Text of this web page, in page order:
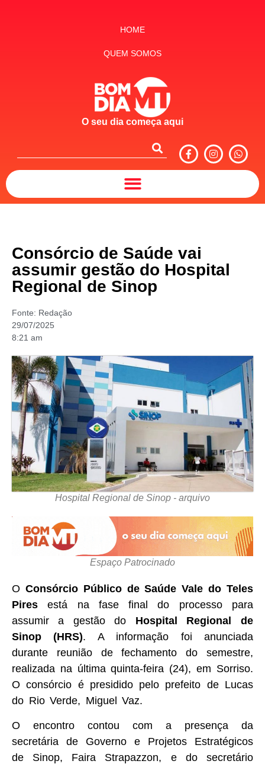
HOME
QUEM SOMOS
O seu dia começa aqui
Consórcio de Saúde vai
assumir gestão do Hospital
Regional de Sinop
Fonte: Redação
29/07/2025
8:21 am
Hospital Regional de Sinop - arquivo
Espaço Patrocinado
O Consórcio Público de Saúde Vale do Teles
Pires está na fase final do processo para
assumir a gestão do Hospital Regional de
Sinop (HRS). A informação foi anunciada
durante reunião de fechamento do semestre,
realizada na última quinta-feira (24), em Sorriso.
O consórcio é presidido pelo prefeito de Lucas
do Rio Verde, Miguel Vaz.
O encontro contou com a presença da
secretária de Governo e Projetos Estratégicos
de Sinop, Faira Strapazzon, e do secretário